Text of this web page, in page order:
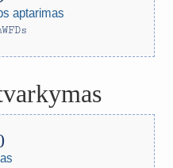
aptarimas